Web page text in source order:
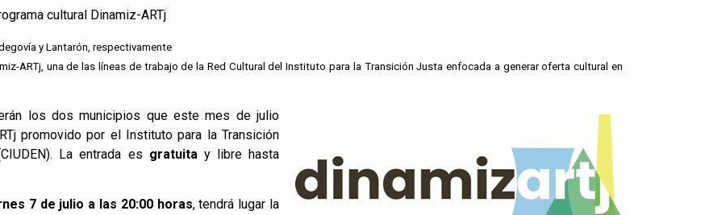
cultural Dinamiz-ARTj
y Lantarón, respectivamente
ARTj, una de las líneas de trabajo de la Red Cultural del Instituto para la Transición Justa enfocada a generar oferta cultural en
los dos municipios que este mes de julio
promovido por el Instituto para la Transición
La entrada es gratuitay libre hasta
7 de julio a las 20:00 horas, tendrá lugar la